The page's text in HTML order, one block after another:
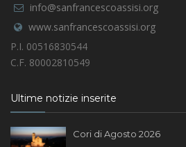
info@sanfrancescoassisi.org
www.sanfrancescoassisi.org
P.I. 00516830544
C.F. 80002810549
Ultime notizie inserite
Cori di Agosto 2026